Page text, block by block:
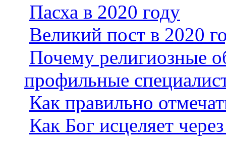
Пасха в 2020 году
Великий пост в 2020
Почему религиозные
профильные
Как правильно
Как Бог исцеляет